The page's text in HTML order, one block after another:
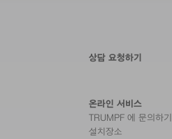
상담 요청하기
온라인 서비스
TRUMPF 에 문의하기
설치장소